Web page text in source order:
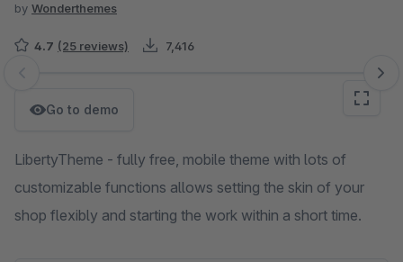
by Wonderthemes
4.7 (25 reviews) 7,416
Skip image gallery
Go to demo
LibertyTheme - fully free, mobile theme with lots of
customizable functions allows setting the skin of your
shop flexibly and starting the work within a short time.